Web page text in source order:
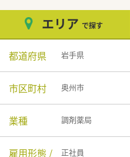
エリア で探す
都道府県 岩手県
市区町村 奥州市
業種 調剤薬局
雇用形態 /
正社員